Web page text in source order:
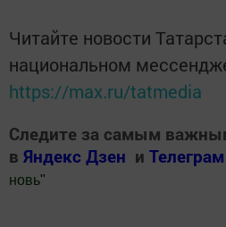
Читайте новости
национальном
https://max.ru/tatmedia
Следите за самым
в Яндекс Дзен и
новь"